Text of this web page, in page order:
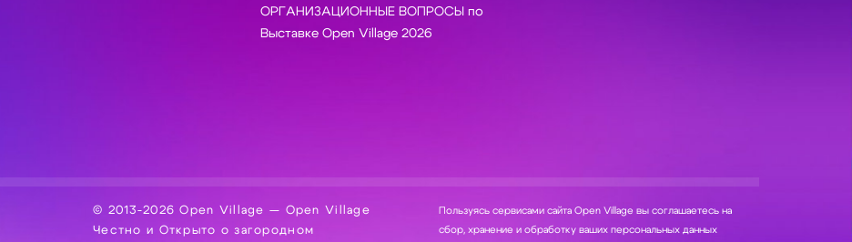
ОРГАНИЗАЦИОННЫЕ ВОПРОСЫ по
Выставке Open Village 2026
© 2013-2026 Open Village — Open Village
Честно и Открыто о загородном
Пользуясь сервисами сайта Open Village вы соглашаетесь на
сбор, хранение и обработку ваших персональных данных